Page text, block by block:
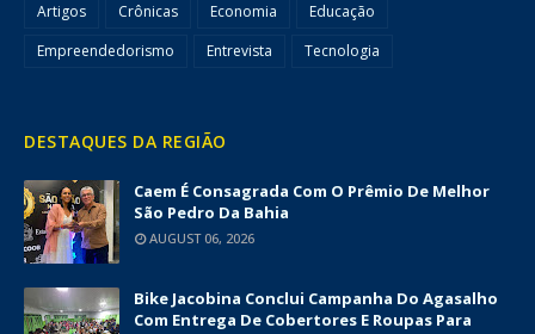
Artigos Crônicas Economia
Educação
Empreendedorismo
Entrevista Tecnologia
DESTAQUES DA REGIÃO
Caem É Consagrada Com O Prêmio De Melhor
São Pedro Da Bahia
AUGUST 06, 2026
Bike Jacobina Conclui Campanha Do Agasalho
Com Entrega De Cobertores E Roupas Para